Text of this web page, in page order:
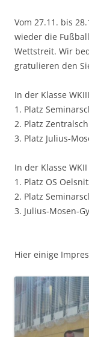
Vom 27.11. bis
wieder die
Wettstreit. Wir
gratulieren den
In der Klasse
1. Platz
2. Platz
3. Platz Julius-
In der Klasse
1. Platz OS
2. Platz
3. Julius-Mosen-
Hier einige